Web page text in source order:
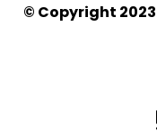
© Copyright